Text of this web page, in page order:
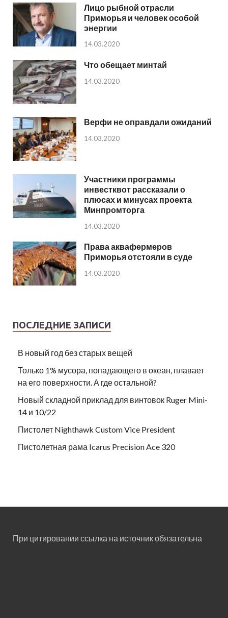
Лицо рыбной отрасли
Приморья и человек особой
энергии
14.03.2020
Что обещает минтай
14.03.2020
Верфи не оправдали ожиданий
14.03.2020
Участники программы
инвестквот рассказали о
плюсах и минусах проекта
Минпромторга
14.03.2020
Права аквафермеров
Приморья отстояли в суде
14.03.2020
ПОСЛЕДНИЕ ЗАПИСИ
В новый год без старых вещей
Только 1% мусора, попадающего в океан, плавает
на его поверхности. А где остальной?
Новый складной приклад для винтовок Ruger Mini-
14 и 10/22
Пистолет Nighthawk Custom Vice President
Пистолетная рама Icarus Precision Ace 320
При цитировании ссылка на источник обязательна